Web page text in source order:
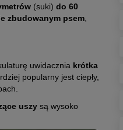
(suki) do 60
zbudowanym psem
uwidacznia krótka
popularny jest ciepły,
uszy są wysoko